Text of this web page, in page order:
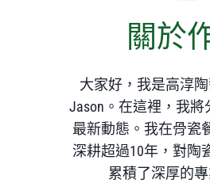
關於
大家好，我是高淳
Jason。在這裡，我
最新動態。我在骨瓷
深耕超過10年，對陶
累積了深厚的專